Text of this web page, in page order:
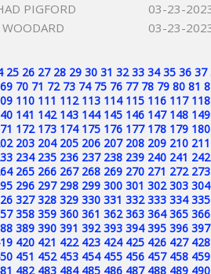
PIGFORD
03-23-
03-23-
25 26 27 28 29 30 31 32 33 34 35 36 37
69 70 71 72 73 74 75 76 77 78 79 80 81
110 111 112 113 114 115 116 117 118
141 142 143 144 145 146 147 148 149
172 173 174 175 176 177 178 179 180
203 204 205 206 207 208 209 210 211
234 235 236 237 238 239 240 241 242
265 266 267 268 269 270 271 272 273
296 297 298 299 300 301 302 303 304
327 328 329 330 331 332 333 334 335
358 359 360 361 362 363 364 365 366
389 390 391 392 393 394 395 396 397
420 421 422 423 424 425 426 427 428
451 452 453 454 455 456 457 458 459
482 483 484 485 486 487 488 489 490